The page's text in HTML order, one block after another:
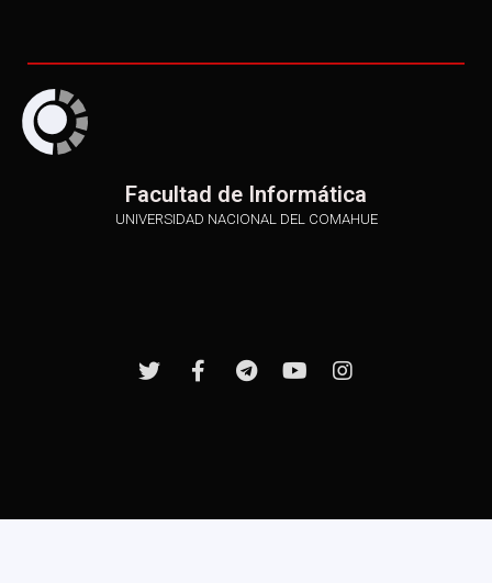
Facultad de Informática
UNIVERSIDAD NACIONAL DEL COMAHUE